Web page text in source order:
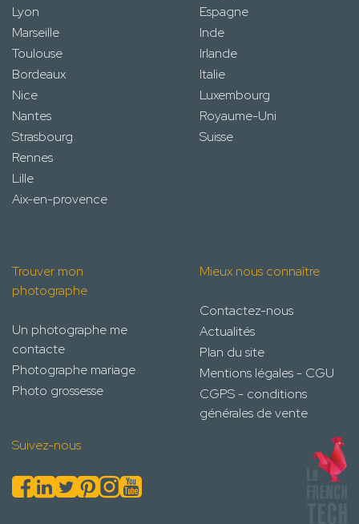
Lyon
Marseille
Toulouse
Bordeaux
Nice
Nantes
Strasbourg
Rennes
Lille
Aix-en-provence
Espagne
Inde
Irlande
Italie
Luxembourg
Royaume-Uni
Suisse
Trouver mon
photographe
Un photographe me
contacte
Photographe mariage
Photo grossesse
Mieux nous connaître
Contactez-nous
Actualités
Plan du site
Mentions légales - CGU
CGPS - conditions
générales de vente
Suivez-nous